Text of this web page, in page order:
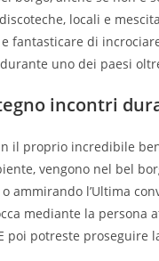
locali e
di
uno dei paesi
incontri
il proprio incredibile
vengono nel bel
ammirando l’Ultima
mediante la
potreste proseguire